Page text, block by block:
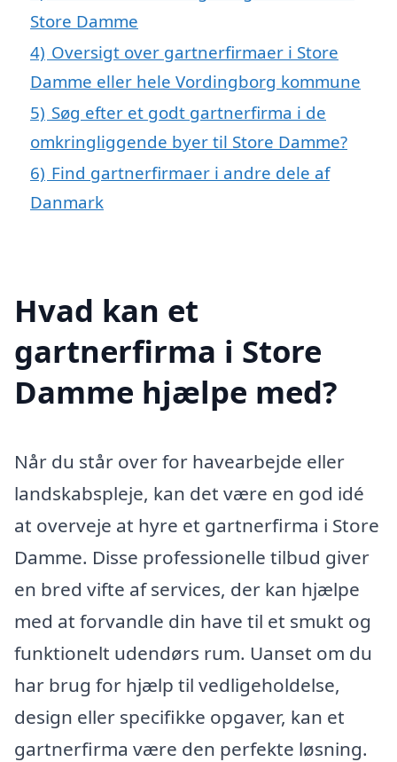
Store Damme
4) Oversigt over gartnerfirmaer i Store
Damme eller hele Vordingborg kommune
5) Søg efter et godt gartnerfirma i de
omkringliggende byer til Store Damme?
6) Find gartnerfirmaer i andre dele af
Danmark
Hvad kan et
gartnerfirma i Store
Damme hjælpe med?
Når du står over for havearbejde eller
landskabspleje, kan det være en god idé
at overveje at hyre et gartnerfirma i Store
Damme. Disse professionelle tilbud giver
en bred vifte af services, der kan hjælpe
med at forvandle din have til et smukt og
funktionelt udendørs rum. Uanset om du
har brug for hjælp til vedligeholdelse,
design eller specifikke opgaver, kan et
gartnerfirma være den perfekte løsning.